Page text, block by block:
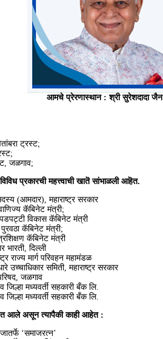
आमचे प्रेरणास्थान : श्री सुरेशदादा जैन
ट्रस्ट;
जळगाव;
प्रकारची महत्त्वाची खातॆ सांभाळली आहॆत.
(आमदार), महाराष्ट्र सरकार
कॅबिनेट मंत्री;
विकास कॅबिनेट मंत्री
कॅबिनेट मंत्री;
कॅबिनेट मंत्री
दिल्ली
राज्य मार्ग परिवहन महामंडळ
समिती, महाराष्ट्र सरकार
जळगाव
मध्यवर्ती सहकारी बँक लि.
मध्यवर्ती सहकारी बँक लि.
आले असून त्यापैकी काही आहेत :
‘समाजरत्न’